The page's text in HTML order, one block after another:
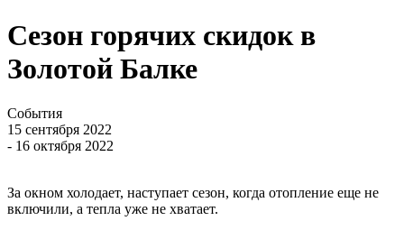
Сезон горячих скидок в
Золотой Балке
События
15 сентября 2022
- 16 октября 2022
За окном холодает, наступает сезон, когда отопление еще не
включили, а тепла уже не хватает.